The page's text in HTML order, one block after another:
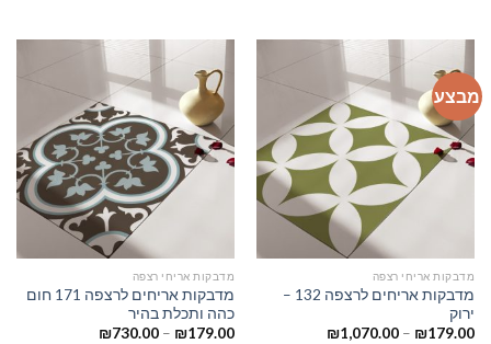
מבצע
מדבקות אריחי רצפה
מדבקות אריחים לרצפה 132 –
ירוק
₪179.00
–
₪1,070.00
מדבקות אריחי רצפה
מדבקות אריחים לרצפה 171 חום
כהה ותכלת בהיר
₪179.00
–
₪730.00